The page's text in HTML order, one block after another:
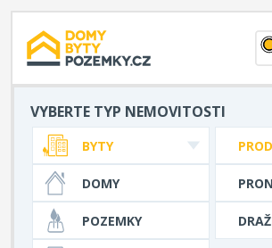
VYBERTE TYP NEMOVITOSTI
BYTY
DOMY
POZEMKY